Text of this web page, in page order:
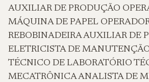
AUXILIAR DE PRODUÇÃO
MÁQUINA DE PAPEL
REBOBINADEIRA AUXILIAR DE
ELETRICISTA DE
TÉCNICO DE LABORATÓRIO
MECATRÔNICA ANALISTA DE